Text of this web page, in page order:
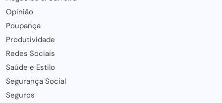
Opinião
Poupança
Produtividade
Redes Sociais
Saúde e Estilo
Segurança Social
Seguros